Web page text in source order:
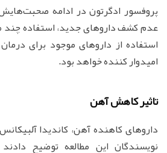
پروفسور ادگرتون در ادامه
عدم کشف داروهای جدید، استفاده چند
استفاده از داروهای موجود برای
امیدوار کننده خواهد بود.
تاثیر کاهش آهن
داروهای کاهنده آهن، کاندیدا
نویسندگان این مطالعه توضیح